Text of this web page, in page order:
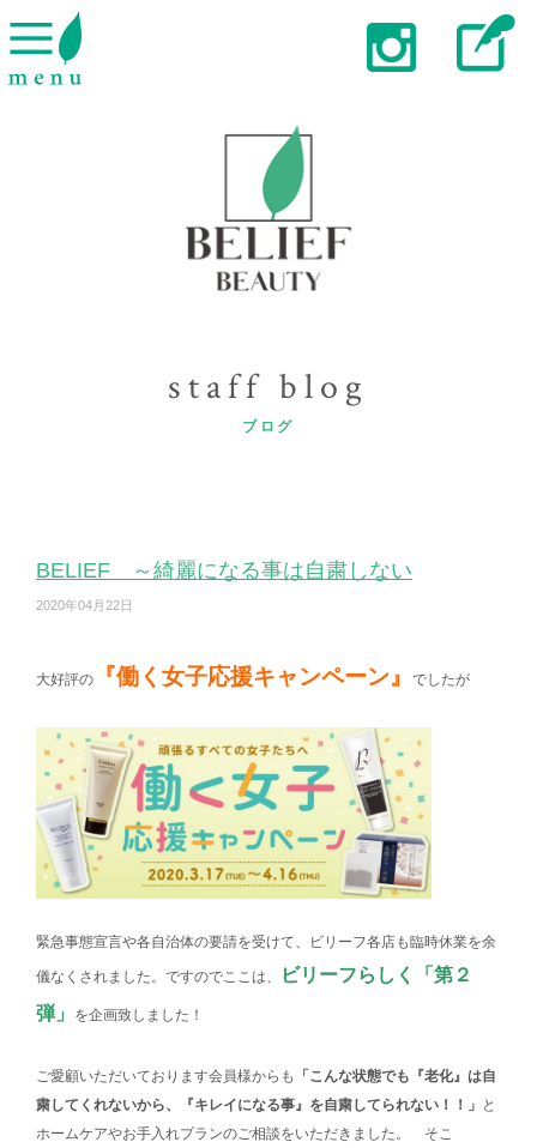
BELIEF ～綺麗になる事は自粛しない
2020年04月22日
大好評の 『働く女子応援キャンペーン』 でしたが
緊急事態宣言や各自治体の要請を受けて、ビリーフ各店も臨時休業を余
儀なくされました。ですのでここは、
ビリーフらしく「第２
弾」
を企画致しました！
ご愛顧いただいております会員様からも
「こんな状態でも『老化』は自
粛してくれないから、『キレイになる事』を自粛してられない！！」 と
ホームケアやお手入れプランのご相談をいただきました。 そこ